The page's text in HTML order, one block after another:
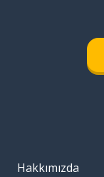
Hakkımızda